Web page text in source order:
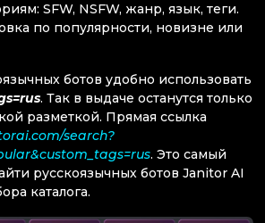
SFW, NSFW, жанр, язык, теги.
по популярности, новизне или
ботов удобно использовать
. Так в выдаче останутся только
разметкой. Прямая ссылка
search?
. Это самый
русскоязычных ботов Janitor AI
каталога.